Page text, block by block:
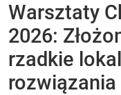
Warsztaty
2026:
rzadkie
rozwiązania